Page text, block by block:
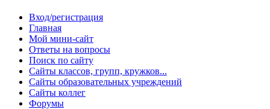
Вход/регистрация
Главная
Мой мини-сайт
Ответы на вопросы
Поиск по сайту
Сайты классов, групп, кружков...
Сайты образовательных учреждений
Сайты коллег
Форумы